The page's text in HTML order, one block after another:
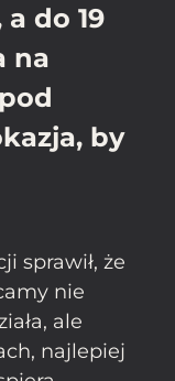
do 19
na
by
sprawił, że
nie
ale
najlepiej